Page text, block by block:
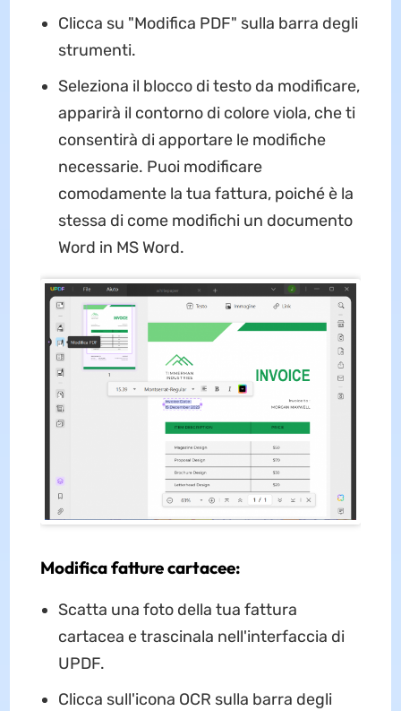
Clicca su "Modifica PDF" sulla barra degli
strumenti.
Seleziona il blocco di testo da modificare,
apparirà il contorno di colore viola, che ti
consentirà di apportare le modifiche
necessarie. Puoi modificare
comodamente la tua fattura, poiché è la
stessa di come modifichi un documento
Word in MS Word.
Modifica fatture cartacee:
Scatta una foto della tua fattura
cartacea e trascinala nell'interfaccia di
UPDF.
Clicca sull'icona OCR sulla barra degli